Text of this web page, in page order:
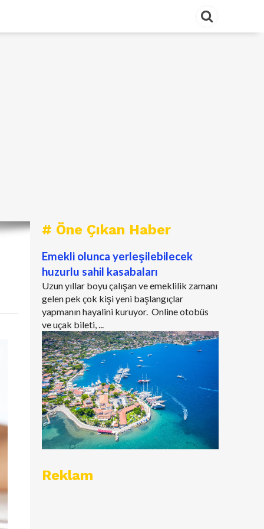
# Öne Çıkan Haber
Emekli olunca yerleşilebilecek
huzurlu sahil kasabaları
Uzun yıllar boyu çalışan ve emeklilik zamanı
gelen pek çok kişi yeni başlangıçlar
yapmanın hayalini kuruyor. Online otobüs
ve uçak bileti, ...
Reklam